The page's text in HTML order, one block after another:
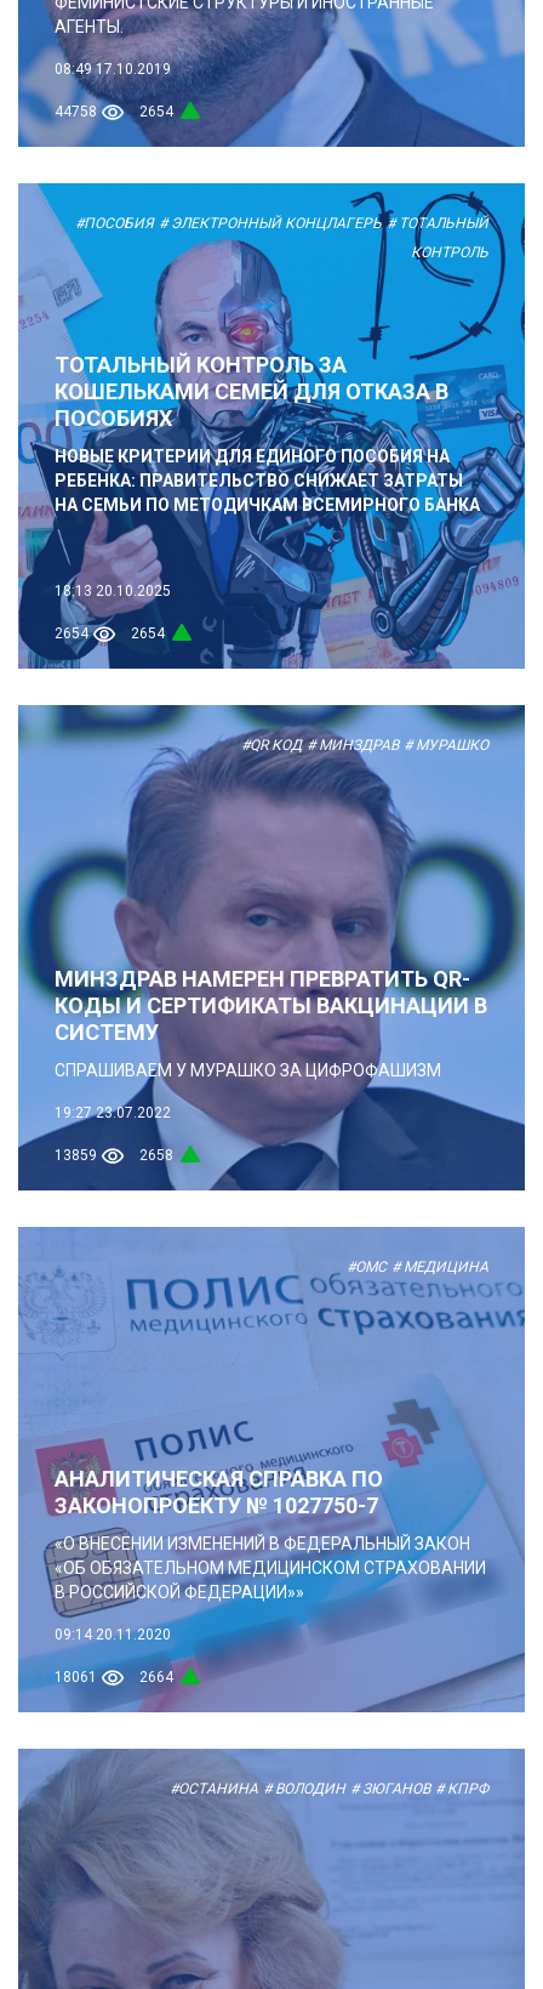
АГЕНТЫ.
08:49 17.10.2019
44758 2654
#ПОСОБИЯ # ЭЛЕКТРОННЫЙ КОНЦЛАГЕРЬ # ТОТАЛЬНЫЙ
КОНТРОЛЬ
ТОТАЛЬНЫЙ КОНТРОЛЬ ЗА
КОШЕЛЬКАМИ СЕМЕЙ ДЛЯ ОТКАЗА В
ПОСОБИЯХ
НОВЫЕ КРИТЕРИИ ДЛЯ ЕДИНОГО ПОСОБИЯ НА
РЕБЕНКА: ПРАВИТЕЛЬСТВО СНИЖАЕТ ЗАТРАТЫ
НА СЕМЬИ ПО МЕТОДИЧКАМ ВСЕМИРНОГО БАНКА
18:13 20.10.2025
2654 2654
#QR КОД # МИНЗДРАВ # МУРАШКО
МИНЗДРАВ НАМЕРЕН ПРЕВРАТИТЬ QR-
КОДЫ И СЕРТИФИКАТЫ ВАКЦИНАЦИИ В
СИСТЕМУ
СПРАШИВАЕМ У МУРАШКО ЗА ЦИФРОФАШИЗМ
19:27 23.07.2022
13859 2658
#ОМС # МЕДИЦИНА
АНАЛИТИЧЕСКАЯ СПРАВКА ПО
ЗАКОНОПРОЕКТУ № 1027750-7
«О ВНЕСЕНИИ ИЗМЕНЕНИЙ В ФЕДЕРАЛЬНЫЙ ЗАКОН
«ОБ ОБЯЗАТЕЛЬНОМ МЕДИЦИНСКОМ СТРАХОВАНИИ
В РОССИЙСКОЙ ФЕДЕРАЦИИ»»
09:14 20.11.2020
18061 2664
#ОСТАНИНА # ВОЛОДИН # ЗЮГАНОВ # КПРФ